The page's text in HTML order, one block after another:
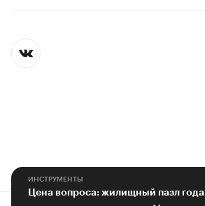
ИНСТРУМЕНТЫ
Цена вопроса: жилищный пазл года